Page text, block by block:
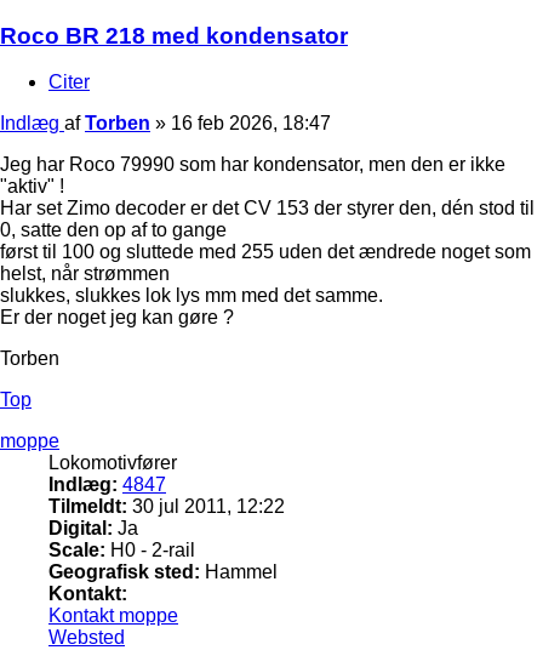
Roco BR 218 med kondensator
Citer
Indlæg afTorben » 16 feb 2026, 18:47
Jeg har Roco 79990 som har kondensator, men den er ikke
"aktiv" !
Har set Zimo decoder er det CV 153 der styrer den, dén stod til
0, satte den op af to gange
først til 100 og sluttede med 255 uden det ændrede noget som
helst, når strømmen
slukkes, slukkes lok lys mm med det samme.
Er der noget jeg kan gøre ?
Torben
Top
moppe
Lokomotivfører
Indlæg: 4847
Tilmeldt: 30 jul 2011, 12:22
Digital: Ja
Scale: H0 - 2-rail
Geografisk sted: Hammel
Kontakt:
Kontakt moppe
Websted